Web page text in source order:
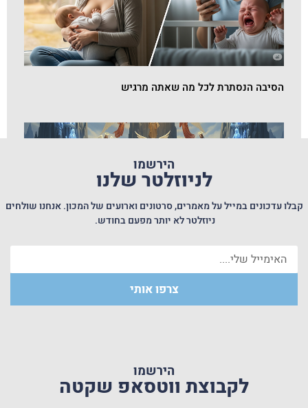
הסיבה הנסתרת לכל מה שאתה מרגיש
תודעת החסר של עולם הצרכנות – השורשים הנפשיים
והפתרון לפי ימימה. הרצאה בקונגרס העולמי למדעי היהדות
הירשמו
לניוזלטר שלנו
קבלו עדכונים במייל על מאמרים, סרטונים וארועים של המכון. אנחנו שולחים
ניוזלטר לא יותר מפעם בחודש.
צרפו אותי
הירשמו
לקבוצת ווטסאפ שקטה